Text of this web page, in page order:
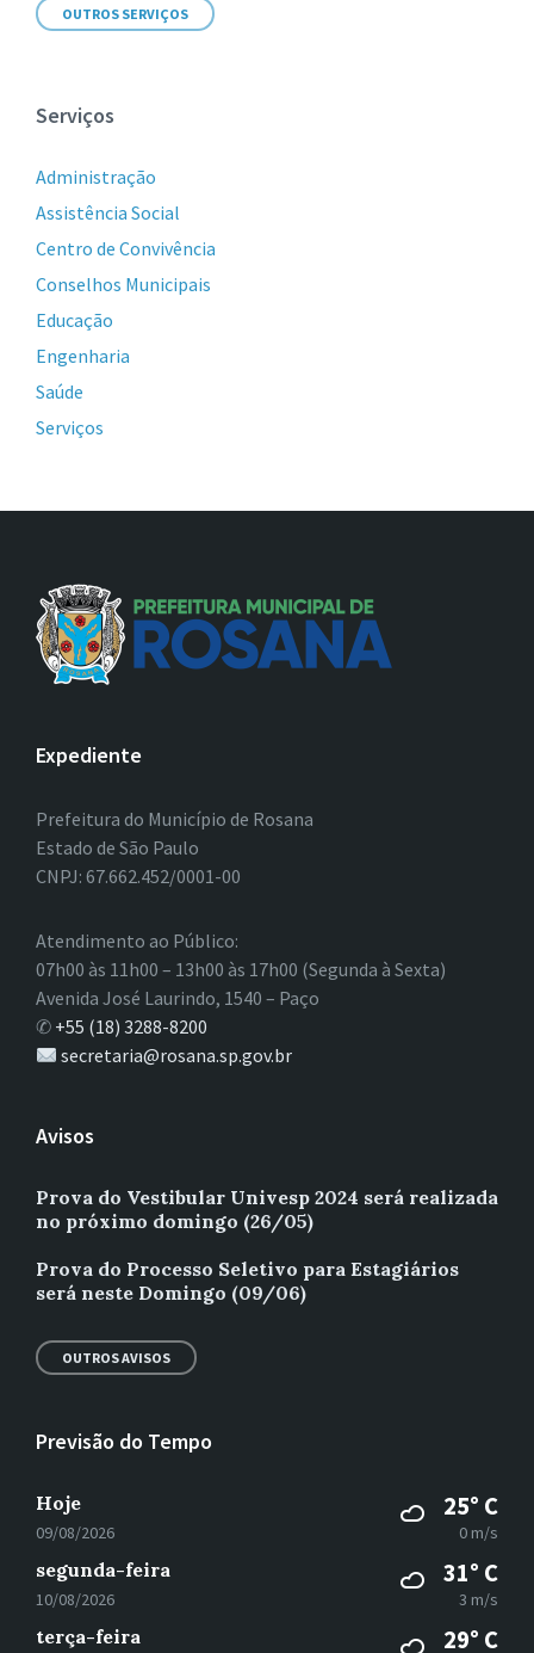
OUTROS SERVIÇOS
Serviços
Administração
Assistência Social
Centro de Convivência
Conselhos Municipais
Educação
Engenharia
Saúde
Serviços
Expediente
Prefeitura do Município de Rosana
Estado de São Paulo
CNPJ: 67.662.452/0001-00
Atendimento ao Público:
07h00 às 11h00 – 13h00 às 17h00 (Segunda à Sexta)
Avenida José Laurindo, 1540 – Paço
✆ +55 (18) 3288-8200
secretaria@rosana.sp.gov.br
Avisos
Prova do Vestibular Univesp 2024 será realizada
no próximo domingo (26/05)
Prova do Processo Seletivo para Estagiários
será neste Domingo (09/06)
OUTROS AVISOS
Previsão do Tempo
Hoje
09/08/2026
25° C
0 m/s
segunda-feira
10/08/2026
31° C
3 m/s
terça-feira 29° C